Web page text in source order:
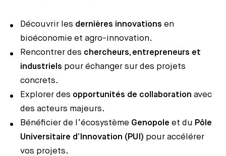
Découvrir les dernières innovations en
bioéconomie et agro-innovation.
Rencontrer des chercheurs, entrepreneurs et
industriels pour échanger sur des projets
concrets.
Explorer des opportunités de collaboration avec
des acteurs majeurs.
Bénéficier de l’écosystème Genopole et du Pôle
Universitaire d’Innovation (PUI) pour accélérer
vos projets.